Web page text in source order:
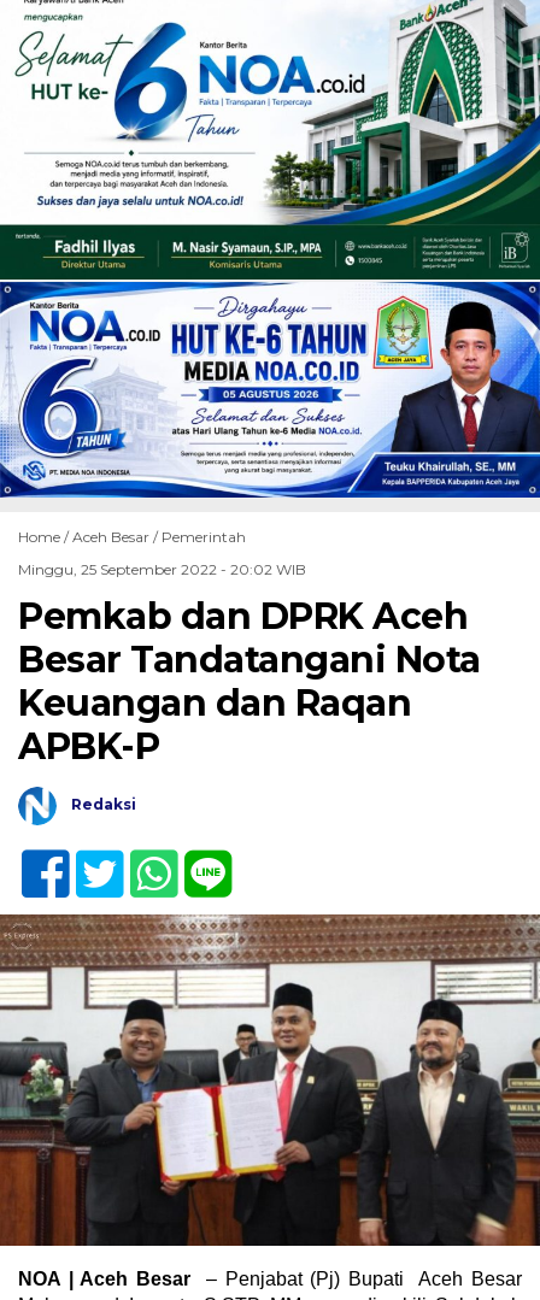
Home /Aceh Besar / Pemerintah
Minggu, 25 September 2022 - 20:02 WIB
Pemkab dan DPRK Aceh
Besar Tandatangani Nota
Keuangan dan Raqan
APBK-P
Redaksi
NOA | Aceh Besar– Penjabat (Pj) Bupati Aceh Besar